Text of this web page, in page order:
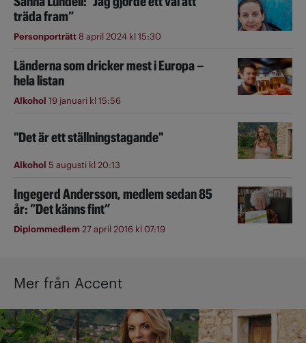
träda fram”
Personporträtt8 april 2024 kl 15:30
Länderna som dricker mest i Europa –
hela listan
Alkohol 19 januari kl 15:56
"Det är ett ställningstagande"
Alkohol 5 augusti kl 20:13
Ingegerd Andersson, medlem sedan 85
år: ”Det känns fint”
Diplommedlem27 april 2016 kl 07:19
Mer från Accent